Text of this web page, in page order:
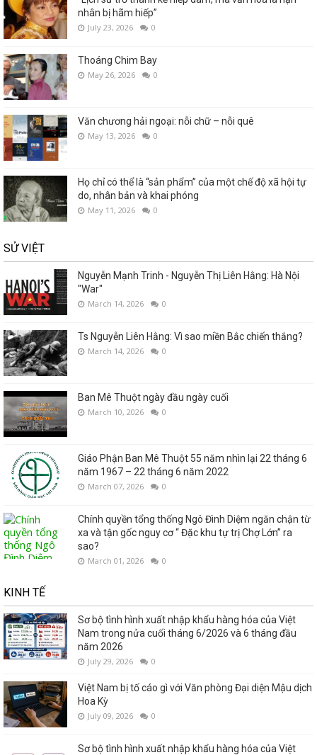
nhân bị hãm hiếp”
July 23, 2026 0
Thoáng Chim Bay
May 26, 2026 0
Văn chương hải ngoại: nỗi chữ – nỗi quê
May 13, 2026 0
Họ chỉ có thể là “sản phẩm” của một chế độ xã hội tự
do, nhân bản và khai phóng
May 11, 2026 0
SỬ VIỆT
Nguyễn Mạnh Trinh - Nguyễn Thị Liên Hằng: Hà Nội
"War"
March 14, 2026 0
Ts Nguyễn Liên Hằng: Vì sao miền Bắc chiến thắng?
March 14, 2026 0
Ban Mê Thuột ngày đầu ngày cuối
March 10, 2026 0
Giáo Phận Ban Mê Thuột 55 năm nhìn lại 22 tháng 6
năm 1967 – 22 tháng 6 năm 2022
March 07, 2026 0
Chính quyền tổng thống Ngô Đình Diệm ngăn chận từ
xa và tận gốc nguy cơ “ Đặc khu tự trị Chợ Lớn” ra
sao?
March 01, 2026 0
KINH TẾ
Sơ bộ tình hình xuất nhập khẩu hàng hóa của Việt
Nam trong nửa cuối tháng 6/2026 và 6 tháng đầu
năm 2026
July 29, 2026 0
Việt Nam bị tố cáo gì với Văn phòng Đại diện Mậu dịch
Hoa Kỳ
July 09, 2026 0
Sơ bộ tình hình xuất nhập khẩu hàng hóa của Việt